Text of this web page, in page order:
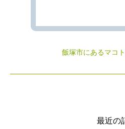
飯塚市にあるマコ
最近の